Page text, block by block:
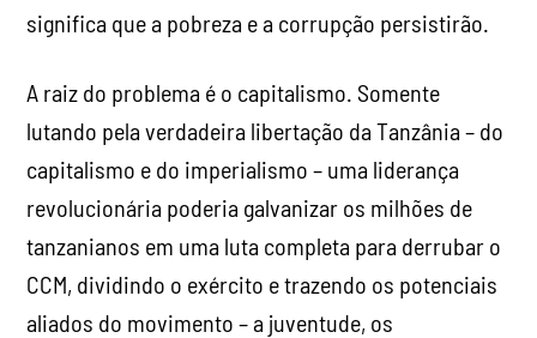
significa que a pobreza e a corrupção persistirão.
A raiz do problema é o capitalismo. Somente
lutando pela verdadeira libertação da Tanzânia – do
capitalismo e do imperialismo – uma liderança
revolucionária poderia galvanizar os milhões de
tanzanianos em uma luta completa para derrubar o
CCM, dividindo o exército e trazendo os potenciais
aliados do movimento – a juventude, os